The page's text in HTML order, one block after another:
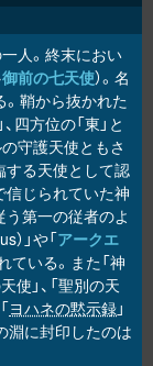
人。終末におい
御前の七天使）。名
。鞘から抜かれた
四方位の「東」と
守護天使ともさ
する天使として認
信じられていた神
第一の従者のよ
）」や「アークエ
ている。また「神
使」、「聖別の天
ヨハネの黙示録」
淵に封印したのは